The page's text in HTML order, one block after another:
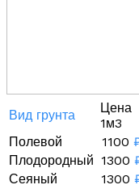
Вид грунта
Цена
1м3
Полевой
1100
Плодородный 1300
Сеяный
1300